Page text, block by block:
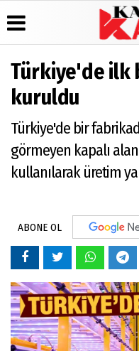
Üye Paneli
Haber
Arşivi
Günün
Haberleri
Gazete
Türkiye'de ilk
kuruldu
Türkiye'de bir
görmeyen kapalı
kullanılarak üretim
ABONE OL